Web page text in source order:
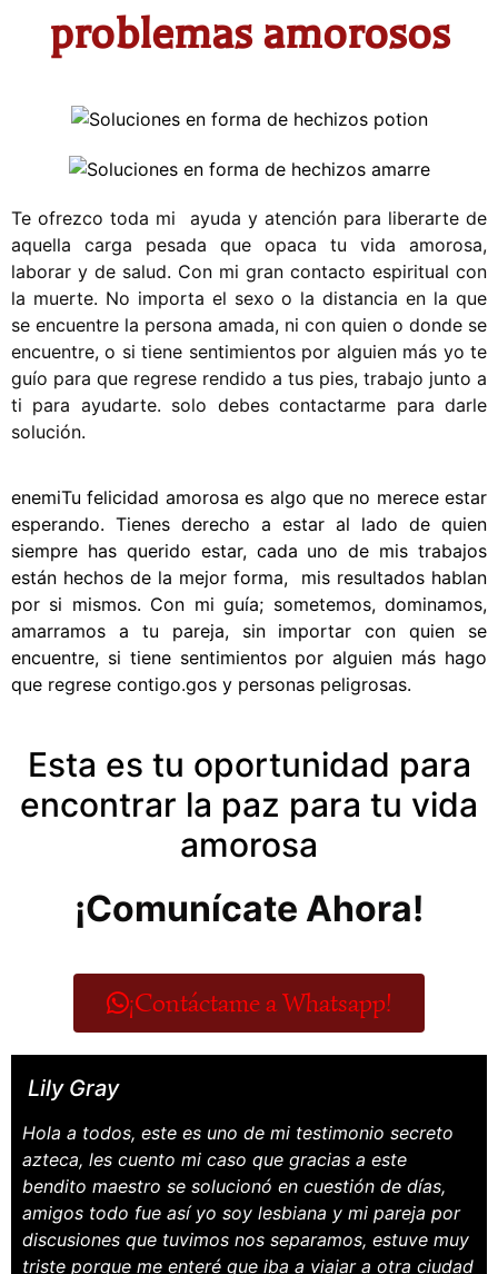
problemas amorosos
Te ofrezco toda mi ayuda y atención para liberarte de
aquella carga pesada que opaca tu vida amorosa,
laborar y de salud. Con mi gran contacto espiritual con
la muerte. No importa el sexo o la distancia en la que
se encuentre la persona amada, ni con quien o donde se
encuentre, o si tiene sentimientos por alguien más yo te
guío para que regrese rendido a tus pies, trabajo junto a
ti para ayudarte. solo debes contactarme para darle
solución.
enemiTu felicidad amorosa es algo que no merece estar
esperando. Tienes derecho a estar al lado de quien
siempre has querido estar, cada uno de mis trabajos
están hechos de la mejor forma, mis resultados hablan
por si mismos. Con mi guía; sometemos, dominamos,
amarramos a tu pareja, sin importar con quien se
encuentre, si tiene sentimientos por alguien más hago
que regrese contigo.gos y personas peligrosas.
Esta es tu oportunidad para
encontrar la paz para tu vida
amorosa
¡Comunícate Ahora!
¡Contáctame a Whatsapp!
Lily Gray
Hola a todos, este es uno de mi testimonio secreto
azteca, les cuento mi caso que gracias a este
bendito maestro se solucionó en cuestión de días,
amigos todo fue así yo soy lesbiana y mi pareja por
discusiones que tuvimos nos separamos, estuve muy
triste porque me enteré que iba a viajar a otra ciudad